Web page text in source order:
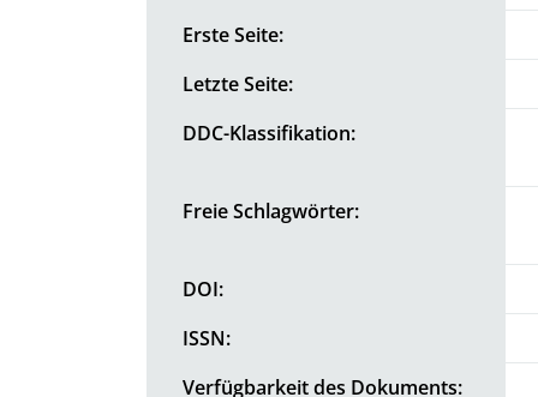
Erste Seite:
Letzte Seite:
DDC-Klassifikation:
Freie Schlagwörter:
DOI:
ISSN:
Verfügbarkeit des Dokuments: